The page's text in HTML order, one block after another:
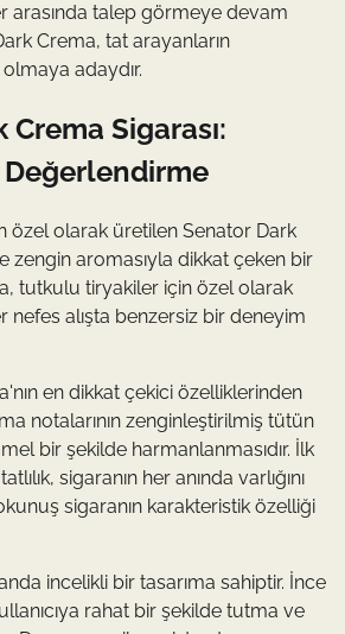
arasında talep görmeye devam
Crema, tat arayanların
adaydır.
Sigarası:
özel olarak üretilen Senator Dark
zengin aromasıyla dikkat çeken bir
tutkulu tiryakiler için özel olarak
nefes alışta benzersiz bir deneyim
en dikkat çekici özelliklerinden
notalarının zenginleştirilmiş tütün
bir şekilde harmanlanmasıdır. İlk
sigaranın her anında varlığını
sigaranın karakteristik özelliği
incelikli bir tasarıma sahiptir. İnce
rahat bir şekilde tutma ve